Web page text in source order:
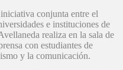
conjunta entre el
e instituciones de
realiza en la sala de
con estudiantes de
y la comunicación.